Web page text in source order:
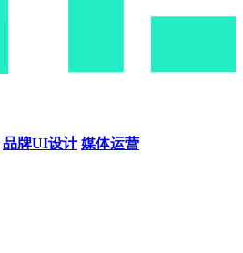
品牌UI设计 媒体运营